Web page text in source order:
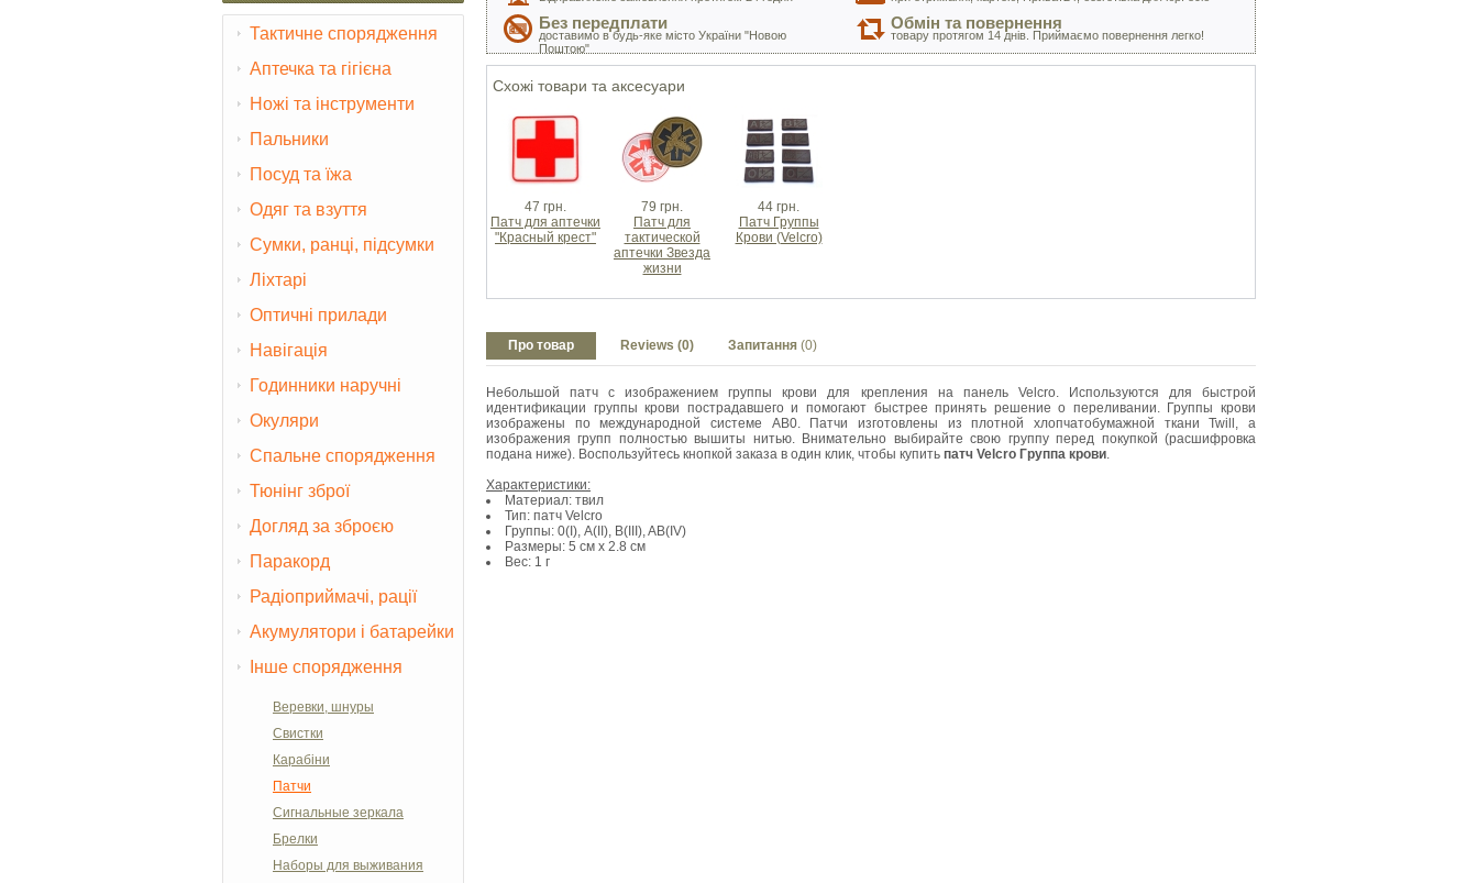
Тактичне спорядження
Аптечка та гігієна
Ножі та інструменти
Пальники
Посуд та їжа
Одяг та взуття
Сумки, ранці, підсумки
Ліхтарі
Оптичні прилади
Навігація
Годинники наручні
Окуляри
Спальне спорядження
Тюнінг зброї
Догляд за зброєю
Паракорд
Радіоприймачі, рації
Акумулятори і батарейки
Інше спорядження
Веревки, шнуры
Свистки
Карабіни
Патчи
Сигнальные зеркала
Брелки
Наборы для выживания
Без передплати
доставимо в будь-яке місто України "Новою
Поштою"
Обмін та повернення
товару протягом 14 днів. Приймаємо повернення легко!
Схожі товари та аксесуари
47 грн.
Патч для аптечки
"Красный крест"
79 грн.
Патч для
тактической
аптечки Звезда
жизни
44 грн.
Патч Группы
Крови (Velcro)
Про товар Reviews (0) Запитання (0)
Небольшой патч с изображением группы крови для крепления на панель Velcro. Используются для быстрой
идентификации группы крови пострадавшего и помогают быстрее принять решение о переливании. Группы крови
изображены по международной системе AB0. Патчи изготовлены из плотной хлопчатобумажной ткани Twill, а
изображения групп полностью вышиты нитью. Внимательно выбирайте свою группу перед покупкой (расшифровка
подана ниже). Воспользуйтесь кнопкой заказа в один клик, чтобы купить патч Velcro Группа крови.
Характеристики:
Материал: твил
Тип: патч Velcro
Группы: 0(I), A(II), B(III), AB(IV)
Размеры: 5 см х 2.8 см
Вес: 1 г